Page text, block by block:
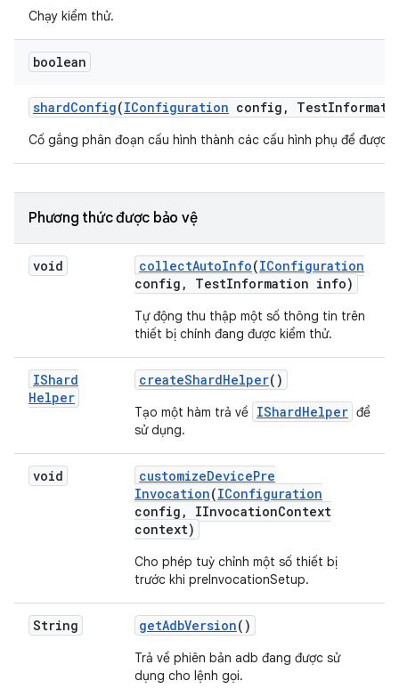
Chạy kiểm thử.
boolean
shardConfig(IConfiguration config , Test
Cố gắng phân đoạn cấu hình thành các cấu hình phụ để được
Phương thức được bảo vệ
void collectAutoInfo(IConfiguration
config , TestInformation info)
Tự động thu thập một số thông tin trên
thiết bị chính đang được kiểm thử.
IShard
Helper
createShardHelper()
Tạo một hàm trả về IShardHelper để
sử dụng.
void customizeDevicePre
Invocation(IConfiguration
config , IInvocationContext
context)
Cho phép tuỳ chỉnh một số thiết bị
trước khi preInvocationSetup.
String getAdbVersion()
Trả về phiên bản adb đang được sử
dụng cho lệnh gọi.